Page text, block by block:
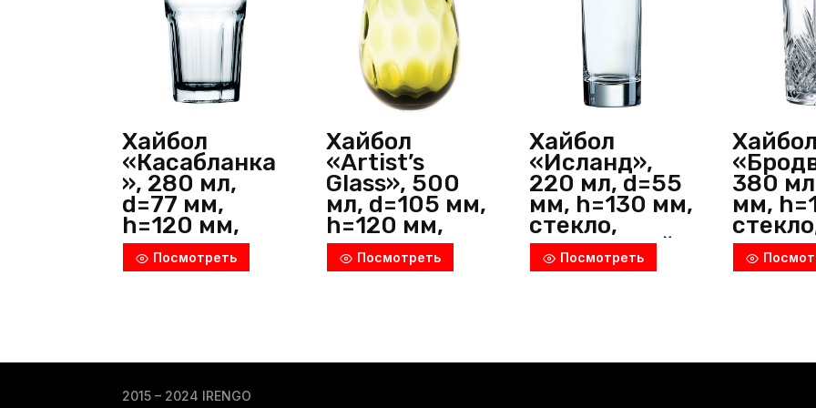
(Россия)
Хайбол
«Касабланка
», 280 мл,
d=77 мм,
h=120 мм,
стекло,
прозрачный,
Посмотреть
Хайбол
«Artist’s
Glass», 500
мл, d=105 мм,
h=120 мм,
стекло,
пепельно-
Посмотреть
Хайбол
«Исланд»,
220 мл, d=55
мм, h=130 мм,
стекло,
прозрачный,
Arcoroc
Посмотреть
Хайбол
380
мм,
2015 – 2024 IRENGO